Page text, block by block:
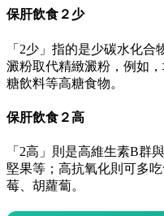
保肝飲食２少
「2少」指的是少碳水化
澱粉取代精緻澱粉，例如
糖飲料等高糖食物。
保肝飲食２高
「2高」則是高維生素B群
堅果等；高抗氧化則可多
莓、胡蘿蔔。